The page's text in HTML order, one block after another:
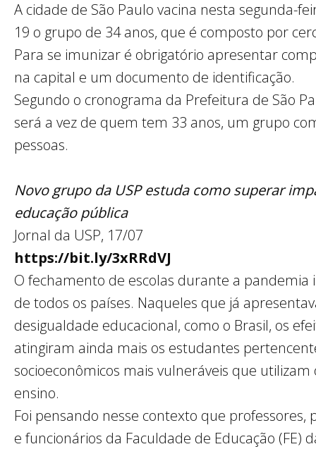
A cidade de São Paulo vacina nesta segunda-
19 o grupo de 34 anos, que é composto por
Para se imunizar é obrigatório apresentar
na capital e um documento de identificação.
Segundo o cronograma da Prefeitura de São
será a vez de quem tem 33 anos, um grupo
pessoas.
Novo grupo da USP estuda como superar
educação pública
Jornal da USP, 17/07
https://bit.ly/3xRRdVJ
O fechamento de escolas durante a pandemia
de todos os países. Naqueles que já
desigualdade educacional, como o Brasil, os
atingiram ainda mais os estudantes
socioeconômicos mais vulneráveis que
ensino.
Foi pensando nesse contexto que professores,
e funcionários da Faculdade de Educação (FE)